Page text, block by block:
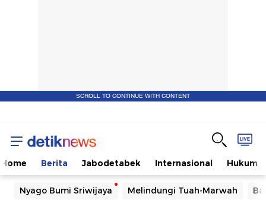
SCROLL TO CONTINUE WITH CONTENT
Home Berita Jabodetabek Internasional Hukum
Nyago Bumi Sriwijaya Melindungi Tuah-Marwah